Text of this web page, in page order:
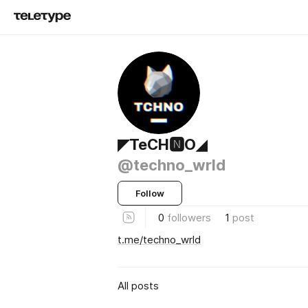
◤TeCH🅽O◢
@techno_wrld
Follow
0 followers 1 post
t.me/techno_wrld
All posts